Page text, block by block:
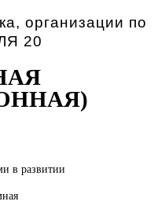
организации по
20
в развитии